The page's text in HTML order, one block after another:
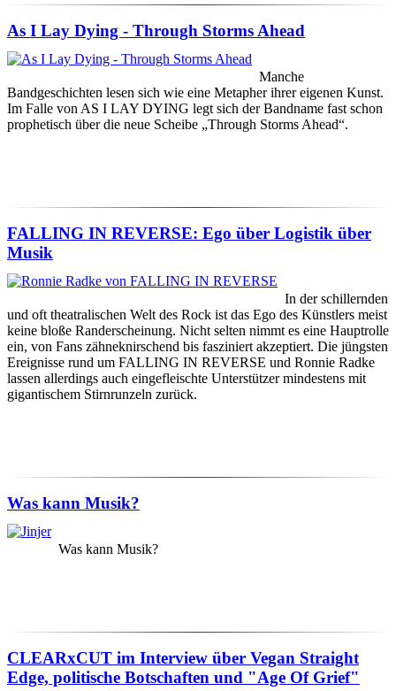
As I Lay Dying - Through Storms Ahead
Manche
Bandgeschichten lesen sich wie eine Metapher ihrer eigenen Kunst.
Im Falle von AS I LAY DYING legt sich der Bandname fast schon
prophetisch über die neue Scheibe „Through Storms Ahead“.
FALLING IN REVERSE: Ego über Logistik über
Musik
In der schillernden
und oft theatralischen Welt des Rock ist das Ego des Künstlers meist
keine bloße Randerscheinung. Nicht selten nimmt es eine Hauptrolle
ein, von Fans zähneknirschend bis fasziniert akzeptiert. Die jüngsten
Ereignisse rund um FALLING IN REVERSE und Ronnie Radke
lassen allerdings auch eingefleischte Unterstützer mindestens mit
gigantischem Stirnrunzeln zurück.
Was kann Musik?
Was kann Musik?
CLEARxCUT im Interview über Vegan Straight
Edge, politische Botschaften und "Age Of Grief"